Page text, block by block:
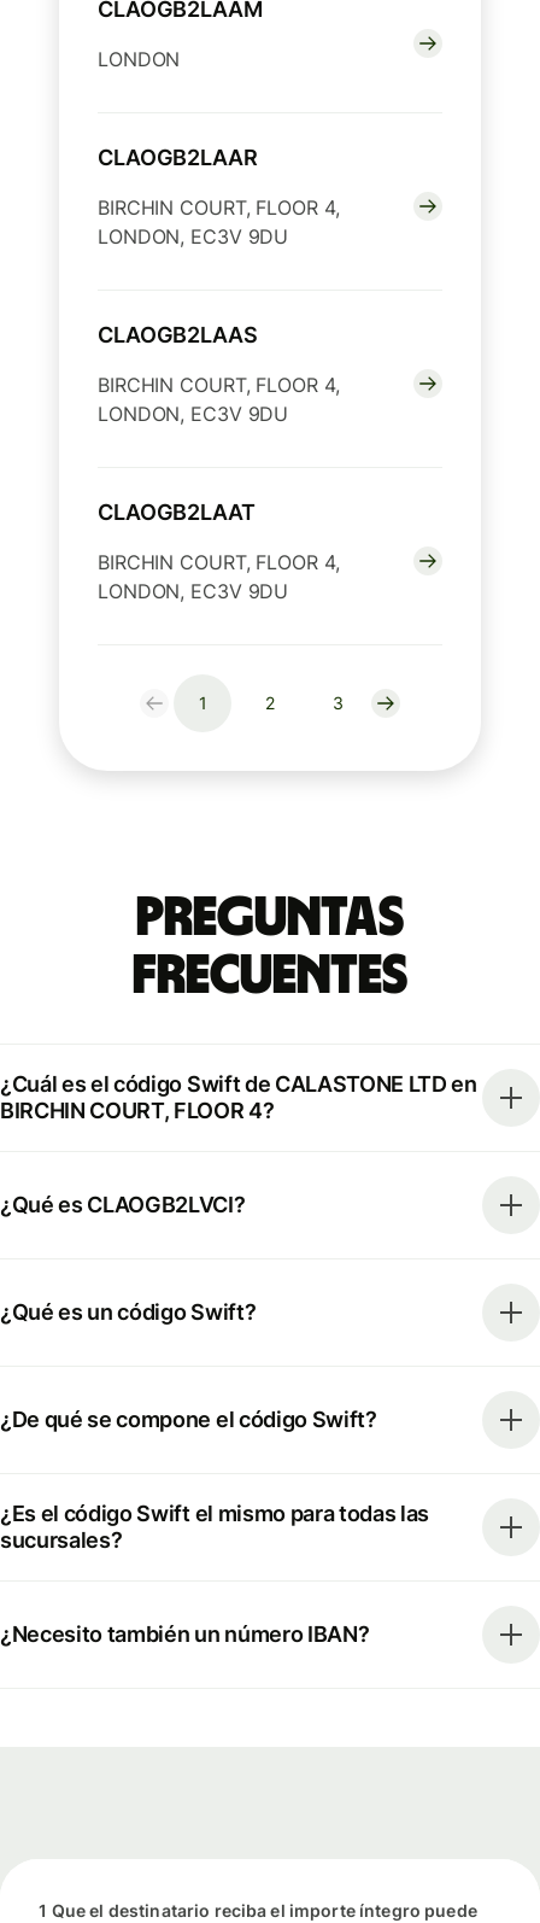
CLAOGB2LAAM
LONDON
CLAOGB2LAAR
BIRCHIN COURT, FLOOR 4,
LONDON, EC3V 9DU
CLAOGB2LAAS
BIRCHIN COURT, FLOOR 4,
LONDON, EC3V 9DU
CLAOGB2LAAT
BIRCHIN COURT, FLOOR 4,
LONDON, EC3V 9DU
1 2 3
Preguntas
Frecuentes
¿Cuál es el código Swift de CALASTONE LTD en
BIRCHIN COURT, FLOOR 4?
¿Qué es CLAOGB2LVCI?
¿Qué es un código Swift?
¿De qué se compone el código Swift?
¿Es el código Swift el mismo para todas las
sucursales?
¿Necesito también un número IBAN?
1 Que el destinatario reciba el importe íntegro puede